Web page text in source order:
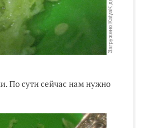
По сути сейчас нам нужно